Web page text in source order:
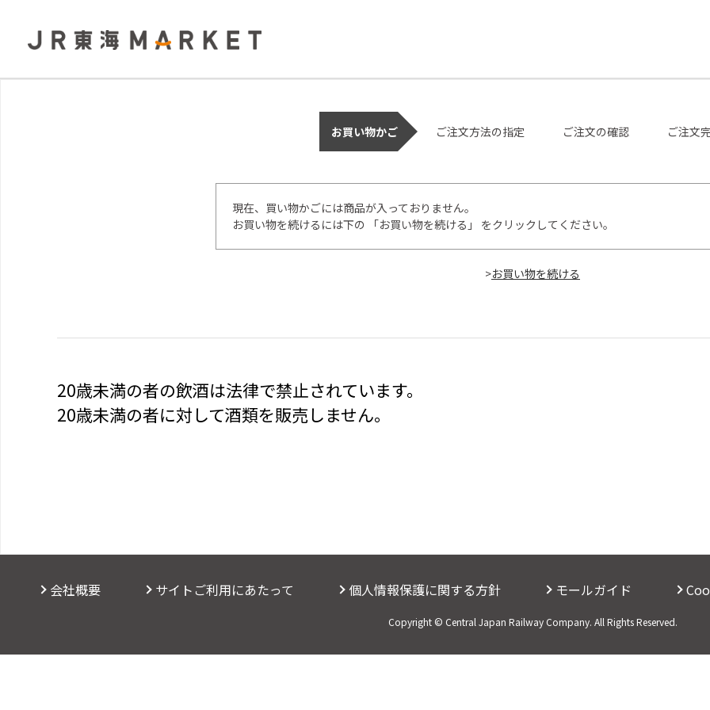
お買い物かご ご注文方法の指定 ご注文の確認 ご注文
現在、買い物かごには商品が入っておりません。
お買い物を続けるには下の 「お買い物を続ける」 をクリックしてください。
>
20歳未満の者の飲酒は法律で禁止されています。
20歳未満の者に対して酒類を販売しません。
会社概要 サイトご利用にあたって 個人情報保護に関する方針 モールガイド
Copyright © Central Japan Railway Company. All Rights Reserved.